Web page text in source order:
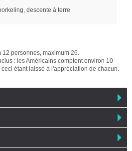
descente à terre
12 personnes, maximum 26.
: les Américains comptent environ 10
étant laissé à l'appréciation de chacun.